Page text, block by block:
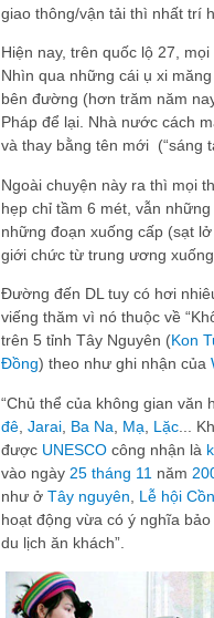
giao thông/vận tải thì nhất trí
Hiện nay, trên quốc lộ 27,
Nhìn qua những cái ụ xi
bên đường (hơn trăm năm
Pháp để lại. Nhà nước cách
và thay bằng tên mới (“sáng
Ngoài chuyện này ra thì mọi
hẹp chỉ tầm 6 mét, vẫn
những đoạn xuống cấp (sạt
giới chức từ trung ương
Đường đến DL tuy có hơi
viếng thăm vì nó thuộc về
trên 5 tỉnh Tây Nguyên (Kon
Đồng) theo như ghi nhận của
“Chủ thể của không gian
đê Jarai Ba Na Mạ Lặc ...
được UNESCO công nhận là
vào ngày 25 tháng 11 năm
như ở Tây nguyên
Lễ hội
hoạt động vừa có ý nghĩa
du lịch ăn khách”.